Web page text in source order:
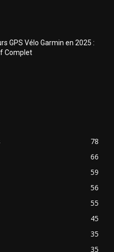
GPS Vélo Garmin en 2025 :
Complet
78
66
59
56
55
45
35
35